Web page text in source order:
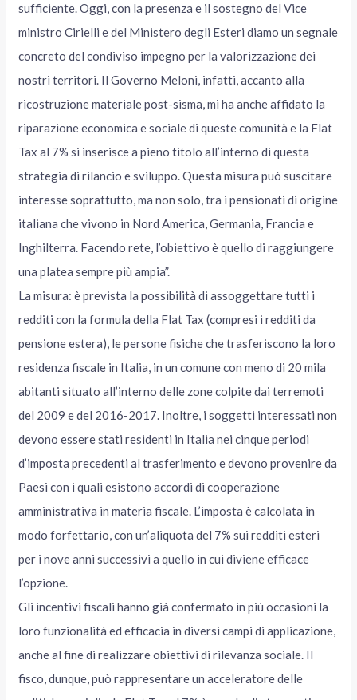
sufficiente. Oggi, con la presenza e il sostegno del Vice
ministro Cirielli e del Ministero degli Esteri diamo un segnale
concreto del condiviso impegno per la valorizzazione dei
nostri territori. Il Governo Meloni, infatti, accanto alla
ricostruzione materiale post-sisma, mi ha anche affidato la
riparazione economica e sociale di queste comunità e la Flat
Tax al 7% si inserisce a pieno titolo all’interno di questa
strategia di rilancio e sviluppo. Questa misura può suscitare
interesse soprattutto, ma non solo, tra i pensionati di origine
italiana che vivono in Nord America, Germania, Francia e
Inghilterra. Facendo rete, l’obiettivo è quello di raggiungere
una platea sempre più ampia”.
La misura: è prevista la possibilità di assoggettare tutti i
redditi con la formula della Flat Tax (compresi i redditi da
pensione estera), le persone fisiche che trasferiscono la loro
residenza fiscale in Italia, in un comune con meno di 20 mila
abitanti situato all’interno delle zone colpite dai terremoti
del 2009 e del 2016-2017. Inoltre, i soggetti interessati non
devono essere stati residenti in Italia nei cinque periodi
d’imposta precedenti al trasferimento e devono provenire da
Paesi con i quali esistono accordi di cooperazione
amministrativa in materia fiscale. L’imposta è calcolata in
modo forfettario, con un’aliquota del 7% sui redditi esteri
per i nove anni successivi a quello in cui diviene efficace
l’opzione.
Gli incentivi fiscali hanno già confermato in più occasioni la
loro funzionalità ed efficacia in diversi campi di applicazione,
anche al fine di realizzare obiettivi di rilevanza sociale. Il
fisco, dunque, può rappresentare un acceleratore delle